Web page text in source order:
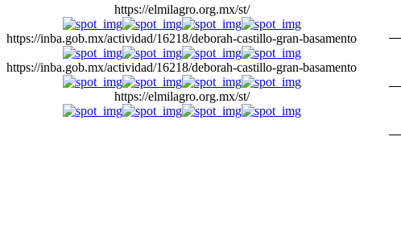
https://elmilagro.org.mx/st/
https://inba.gob.mx/actividad/16218/deborah-castillo-gran-basamento
https://inba.gob.mx/actividad/16218/deborah-castillo-gran-basamento
https://elmilagro.org.mx/st/